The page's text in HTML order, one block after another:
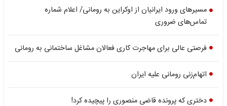
مسیرهای ورود ایرانیان از اوکراین به رومانی/ اعلام شماره‌
تماس‌های ضروری
فرصتی عالی برای مهاجرت کاری فعالان مشاغل ساختمانی به رومانی
اتهام‌زنی رومانی علیه ایران
دختری که پرونده قاضی منصوری را پیچیده کرد!